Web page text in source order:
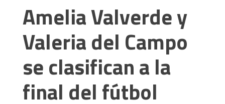
Amelia Valverde y
Valeria del Campo
se clasifican a la
final del fútbol